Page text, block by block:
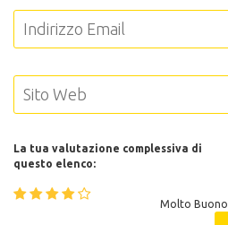
La tua valutazione complessiva di
questo elenco:
Molto Buono